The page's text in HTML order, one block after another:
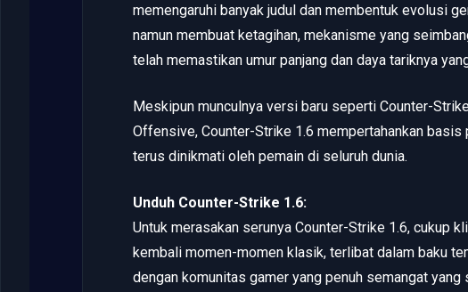
memengaruhi banyak judul dan membentuk evolusi
namun membuat ketagihan, mekanisme yang
telah memastikan umur panjang dan daya tariknya
Meskipun munculnya versi baru seperti Counter-
Offensive, Counter-Strike 1.6 mempertahankan
terus dinikmati oleh pemain di seluruh dunia.
Unduh Counter-Strike 1.6:
Untuk merasakan serunya Counter-Strike 1.6, cukup
kembali momen-momen klasik, terlibat dalam baku
dengan komunitas gamer yang penuh semangat